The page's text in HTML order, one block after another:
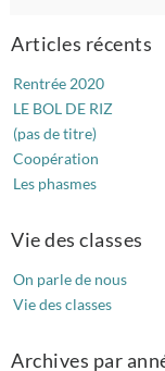
Articles récents
Rentrée 2020
LE BOL DE RIZ
(pas de titre)
Coopération
Les phasmes
Vie des classes
On parle de nous
Vie des classes
Archives par